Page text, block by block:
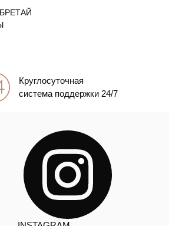
Круглосуточная
система поддержки 24/7